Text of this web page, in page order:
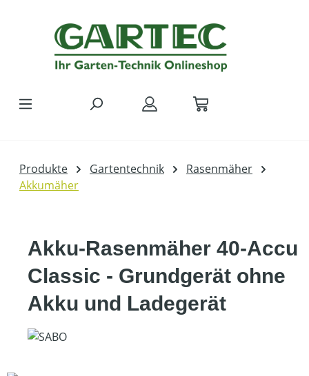
Produkte Gartentechnik
Rasenmäher
Akkumäher
Akku-Rasenmäher 40-Accu
Classic - Grundgerät ohne
Akku und Ladegerät